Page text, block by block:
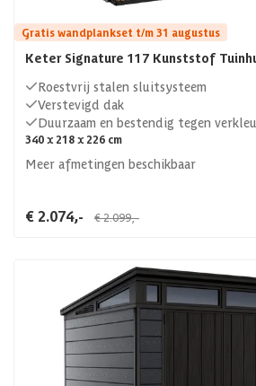
Gratis wandplankset t/m 31 augustus
Keter Signature 117 Kunststof
Roestvrij stalen sluitsysteem
Verstevigd dak
Duurzaam en bestendig tegen
340 x 218 x 226 cm
Meer afmetingen beschikbaar
€ 2.074,- € 2.099,-